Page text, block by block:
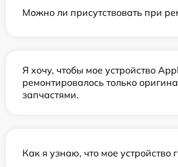
Можно ли присутствовать при
Я хочу, чтобы мое устройство
ремонтировалось только
запчастями.
Как я узнаю, что мое устройство